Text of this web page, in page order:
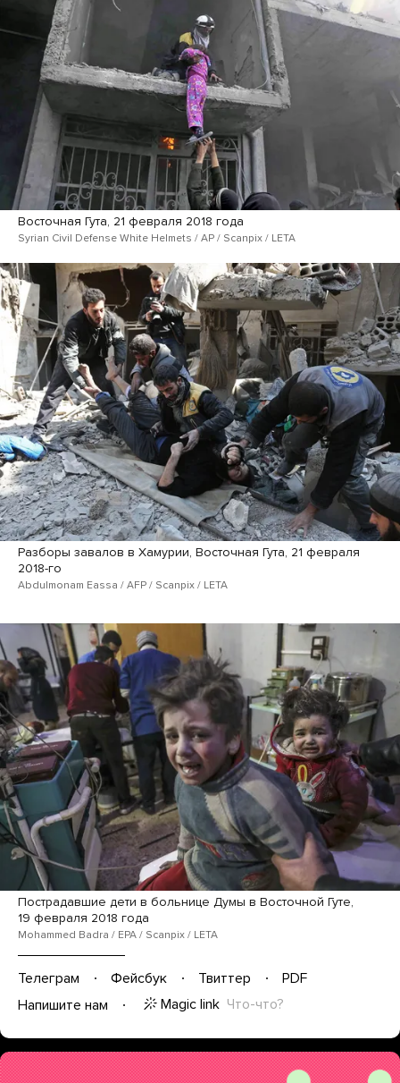
Восточная Гута, 21 февраля 2018 года
Syrian Civil Defense White Helmets / AP / Scanpix / LETA
Разборы завалов в Хамурии, Восточная Гута, 21 февраля
2018-го
Abdulmonam Eassa / AFP / Scanpix / LETA
Пострадавшие дети в больнице Думы в Восточной Гуте,
19 февраля 2018 года
Mohammed Badra / EPA / Scanpix / LETA
Телеграм Фейсбук Твиттер
PDF
Напишите нам
Magic link Что-что?